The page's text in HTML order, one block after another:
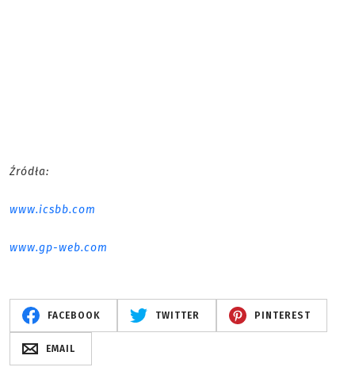
Źródła:
www.icsbb.com
www.gp-web.com
FACEBOOK TWITTER PINTEREST
EMAIL